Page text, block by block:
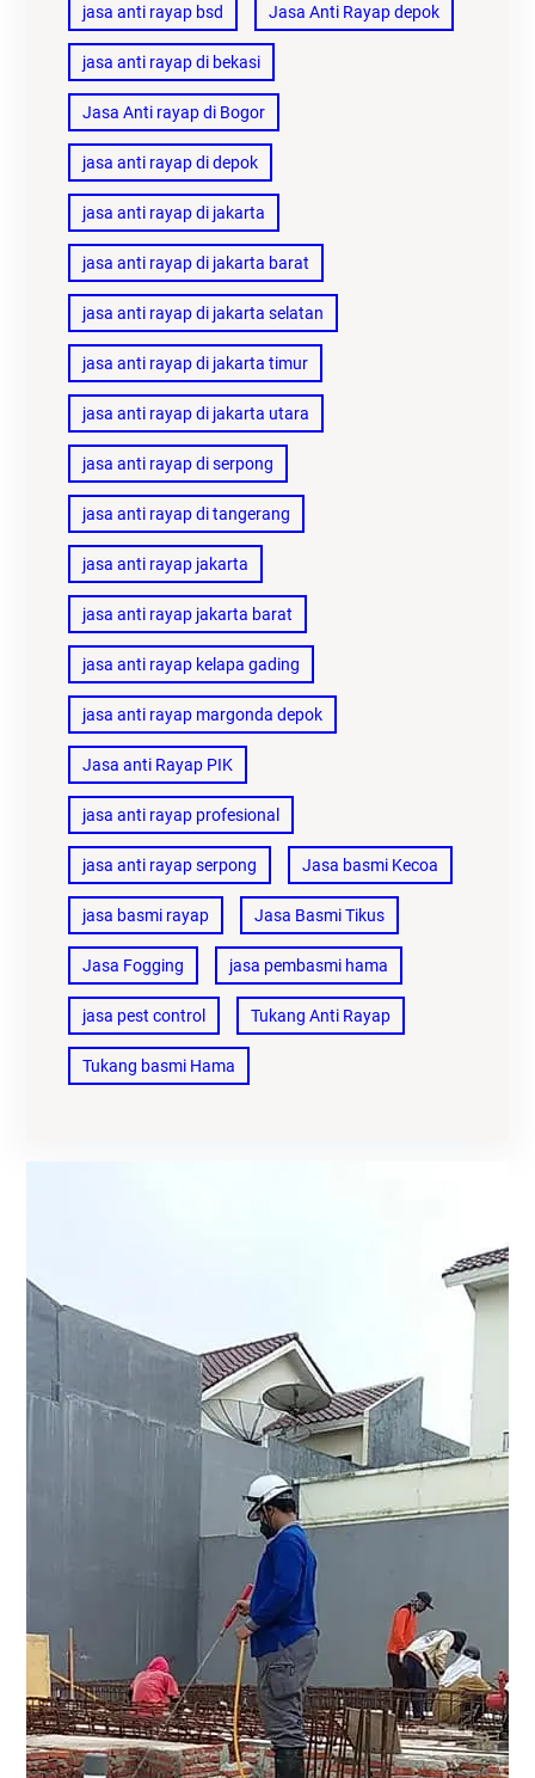
jasa anti rayap bsd Jasa Anti Rayap depok
jasa anti rayap di bekasi
Jasa Anti rayap di Bogor
jasa anti rayap di depok
jasa anti rayap di jakarta
jasa anti rayap di jakarta barat
jasa anti rayap di jakarta selatan
jasa anti rayap di jakarta timur
jasa anti rayap di jakarta utara
jasa anti rayap di serpong
jasa anti rayap di tangerang
jasa anti rayap jakarta
jasa anti rayap jakarta barat
jasa anti rayap kelapa gading
jasa anti rayap margonda depok
Jasa anti Rayap PIK
jasa anti rayap profesional
jasa anti rayap serpong Jasa basmi Kecoa
jasa basmi rayap Jasa Basmi Tikus
Jasa Fogging jasa pembasmi hama
jasa pest control Tukang Anti Rayap
Tukang basmi Hama